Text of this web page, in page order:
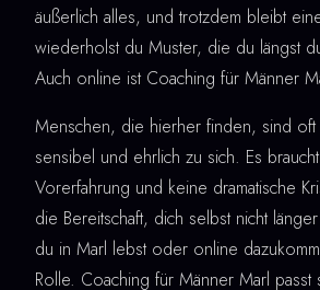
äußerlich alles, und trotzdem bleibt
wiederholst du Muster, die du längst
Auch online ist Coaching für Männer
Menschen, die hierher finden, sind oft
sensibel und ehrlich zu sich. Es
Vorerfahrung und keine dramatische
die Bereitschaft, dich selbst nicht
du in Marl lebst oder online
Rolle. Coaching für Männer Marl passt